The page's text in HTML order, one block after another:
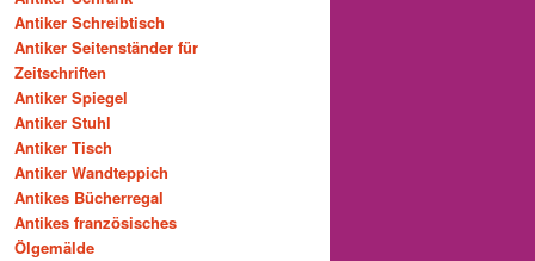
Antiker Schreibtisch
Antiker Seitenständer für
Zeitschriften
Antiker Spiegel
Antiker Stuhl
Antiker Tisch
Antiker Wandteppich
Antikes Bücherregal
Antikes französisches
Ölgemälde